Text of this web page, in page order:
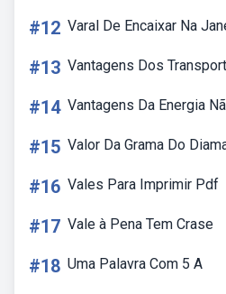
#12 Varal De Encaixar Na
#13 Vantagens Dos
#14 Vantagens Da Energia
#15 Valor Da Grama Do
#16 Vales Para Imprimir Pdf
#17 Vale à Pena Tem Crase
#18 Uma Palavra Com 5 A